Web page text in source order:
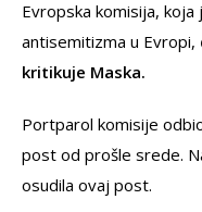
Evropska komisija,
antisemitizma u Evropi,
kritikuje Maska.
Portparol komisije
post od prošle srede.
osudila ovaj post.